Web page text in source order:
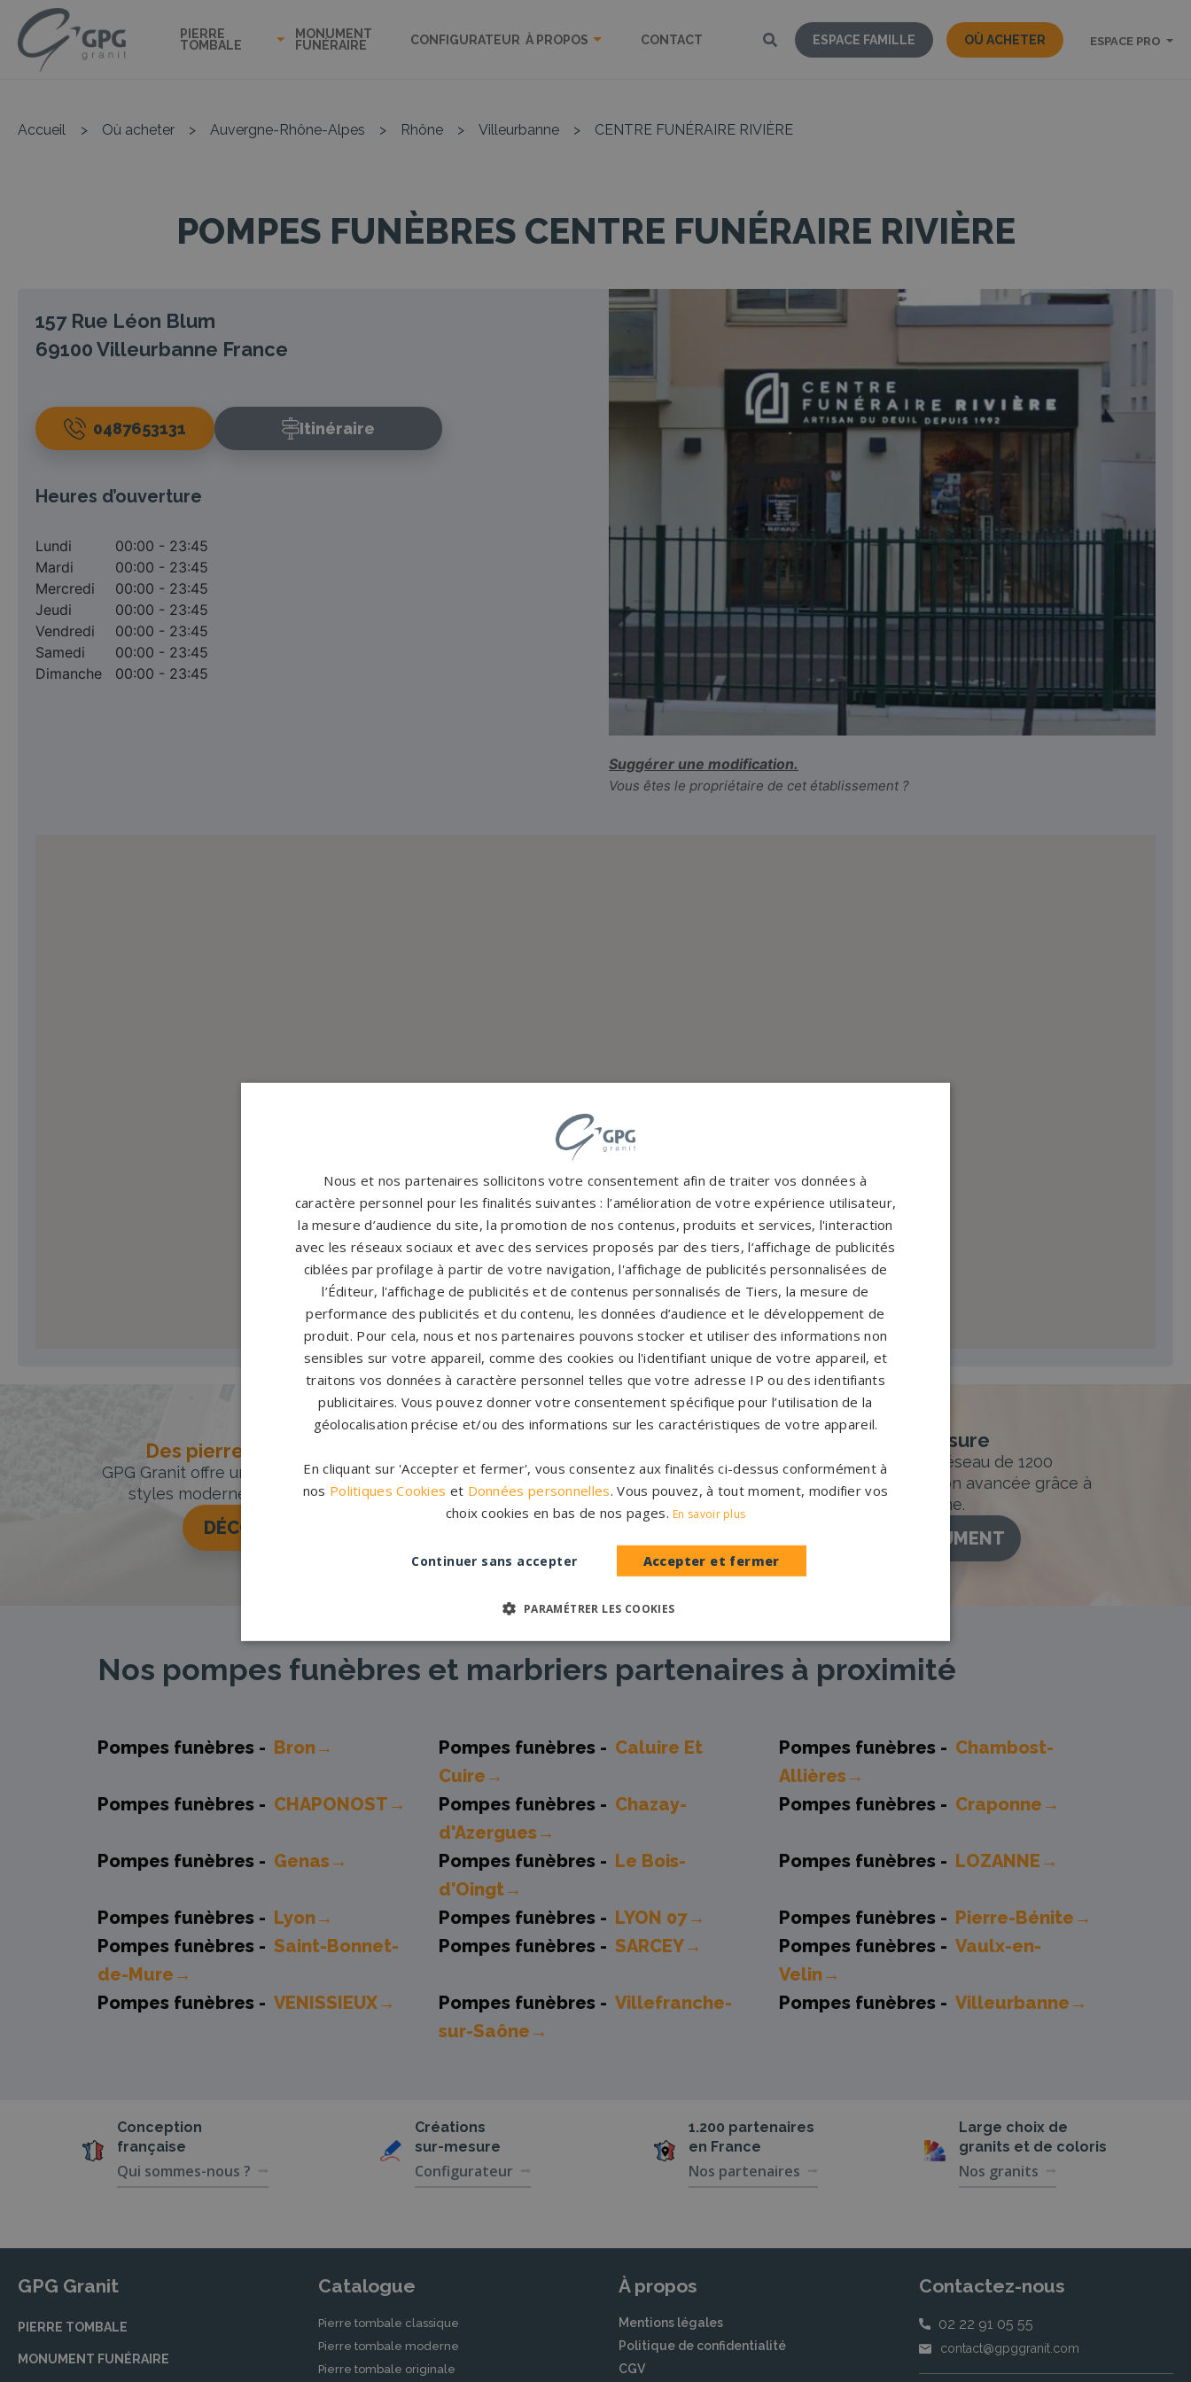
PIERRE
TOMBALE
MONUMENT
FUNÉRAIRE
CONFIGURATEUR À PROPOS CONTACT ESPACE FAMILLE OÙ ACHETER ESPACE PRO
Accueil > Où acheter > Auvergne-Rhône-Alpes > Rhône > Villeurbanne > CENTRE FUNÉRAIRE RIVIÈRE
POMPES FUNÈBRES CENTRE FUNÉRAIRE RIVIÈRE
157 Rue Léon Blum
69100Villeurbanne France
0487653131 Itinéraire
Heures d’ouverture
Lundi
00:00 - 23:45
Mardi
00:00 - 23:45
Mercredi
00:00 - 23:45
Jeudi
00:00 - 23:45
Vendredi
00:00 - 23:45
Samedi
00:00 - 23:45
Dimanche
00:00 - 23:45
Suggérer une modification.
Vous êtes le propriétaire de cet établissement ?
Des pierres tombales uniques et originales
GPG Granit offre un large choix de pierres tombales en granit de
styles modernes, classiques ou originales à personnaliser.
DÉCOUVREZ NOTRE CATALOGUE
Accompagnement sur-mesure
Un accompagnement sur mesure et un réseau de 1200
partenaires partout en France. Personnalisation avancée grâce à
notre configurateur 3D en ligne.
PERSONNALISEZ VOTRE MONUMENT
Nos pompes funèbres et marbriers partenaires à proximité
Pompes funèbres - Bron→ Pompes funèbres - Caluire Et
Cuire→
Pompes funèbres - Chambost-
Allières→
Pompes funèbres - CHAPONOST→ Pompes funèbres - Chazay-
d'Azergues→
Pompes funèbres - Craponne→
Pompes funèbres - Genas→ Pompes funèbres - Le Bois-
d'Oingt→
Pompes funèbres - LOZANNE→
Pompes funèbres - Lyon→ Pompes funèbres - LYON 07→ Pompes funèbres - Pierre-Bénite→
Pompes funèbres - Saint-Bonnet-
de-Mure→
Pompes funèbres - SARCEY→ Pompes funèbres - Vaulx-en-
Velin→
Pompes funèbres - VENISSIEUX→ Pompes funèbres - Villefranche-
sur-Saône→
Pompes funèbres - Villeurbanne→
Conception
française
Qui sommes-nous ?
Créations
sur-mesure
Configurateur
1.200 partenaires
en France
Nos partenaires
Large choix de
granits et de coloris
Nos granits
GPG Granit
PIERRE TOMBALE
MONUMENT FUNÉRAIRE
Catalogue
Pierre tombale classique
Pierre tombale moderne
Pierre tombale originale
À propos
Mentions légales
Politique de confidentialité
CGV
Contactez-nous
02 22 91 05 55
contact@gpggranit.com
Nous et nos partenaires sollicitons votre consentement afin de traiter vos données à
caractère personnel pour les finalités suivantes : l’amélioration de votre expérience utilisateur,
la mesure d’audience du site, la promotion de nos contenus, produits et services, l'interaction
avec les réseaux sociaux et avec des services proposés par des tiers, l’affichage de publicités
ciblées par profilage à partir de votre navigation, l'affichage de publicités personnalisées de
l’Éditeur, l'affichage de publicités et de contenus personnalisés de Tiers, la mesure de
performance des publicités et du contenu, les données d’audience et le développement de
produit. Pour cela, nous et nos partenaires pouvons stocker et utiliser des informations non
sensibles sur votre appareil, comme des cookies ou l'identifiant unique de votre appareil, et
traitons vos données à caractère personnel telles que votre adresse IP ou des identifiants
publicitaires. Vous pouvez donner votre consentement spécifique pour l’utilisation de la
géolocalisation précise et/ou des informations sur les caractéristiques de votre appareil.
En cliquant sur 'Accepter et fermer', vous consentez aux finalités ci-dessus conformément à
nos Politiques Cookies et Données personnelles. Vous pouvez, à tout moment, modifier vos
choix cookies en bas de nos pages. En savoir plus
Accepter et fermer
Continuer sans accepter
PARAMÉTRER LES COOKIES